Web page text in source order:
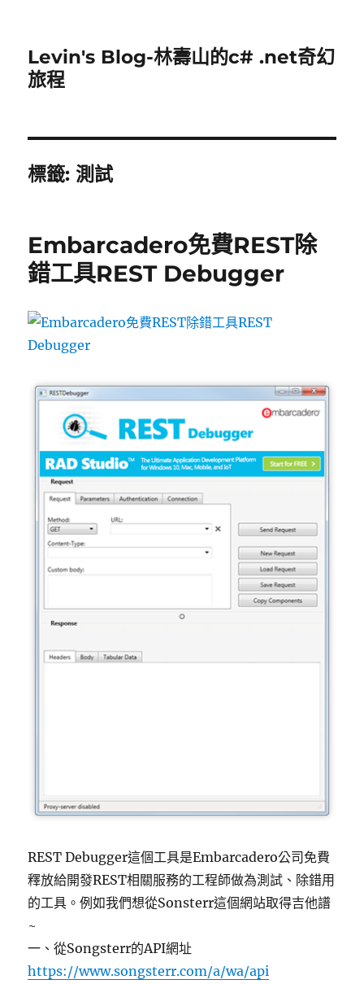
Levin's Blog-林壽山的c# .net奇幻
旅程
標籤: 測試
Embarcadero免費REST除
錯工具REST Debugger
REST Debugger這個工具是Embarcadero公司免費
釋放給開發REST相關服務的工程師做為測試、除錯用
的工具。例如我們想從Sonsterr這個網站取得吉他譜
~
一、從Songsterr的API網址
https://www.songsterr.com/a/wa/api